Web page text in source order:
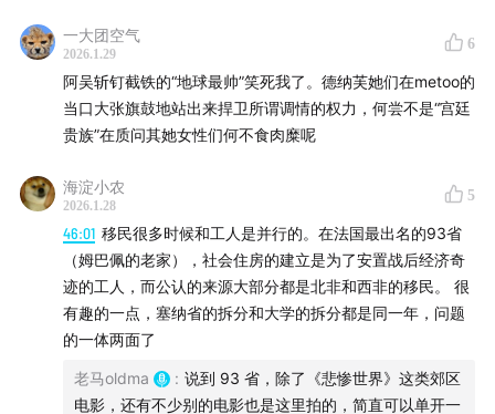
哈内尔带头离场抗议
克莱尔·德尼的态度
德尼和让-吕克·南希
「入侵者」和身份的边界
肉身的普遍主义
文化部长和稀泥
法国没有跟上进步的步伐？
德帕迪约丑闻
凯撒奖大换血
00:21:46法国人为什么维护波兰斯基？
对艺术家另眼相看的哲学根源
一大团空气
2026.1.29
6
阿吴斩钉截铁的“地球最帅”笑死我了。德纳芙她们在metoo的
当口大张旗鼓地站出来捍卫所谓调情的权力，何尝不是“宫廷
贵族”在质问其她女性们何不食肉糜呢
海淀小农
2026.1.28
5
46:01 移民很多时候和工人是并行的。在法国最出名的93省
（姆巴佩的老家），社会住房的建立是为了安置战后经济奇
迹的工人，而公认的来源大部分都是北非和西非的移民。 很
有趣的一点，塞纳省的拆分和大学的拆分都是同一年，问题
的一体两面了
老马oldma : 说到 93 省，除了《悲惨世界》这类郊区
电影，还有不少别的电影也是这里拍的，简直可以单开一